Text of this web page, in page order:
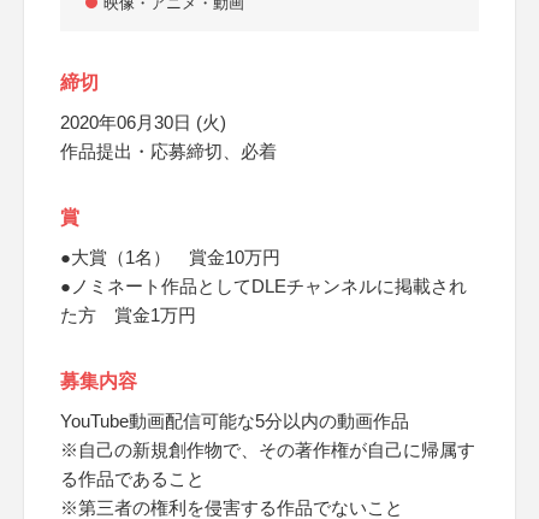
締切
2020年06月30日 (火)
作品提出・応募締切、必着
賞
●大賞（1名） 賞金10万円
●ノミネート作品としてDLEチャンネルに掲載され
た方 賞金1万円
募集内容
YouTube動画配信可能な5分以内の動画作品
※自己の新規創作物で、その著作権が自己に帰属す
る作品であること
※第三者の権利を侵害する作品でないこと